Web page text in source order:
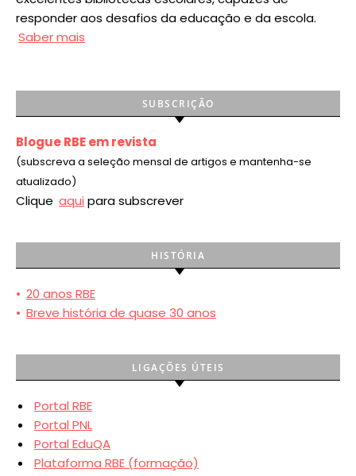
responder aos desafios da educação e da escola.
Saber mais
SUBSCRIÇÃO
Blogue RBE em revista
(subscreva a seleção mensal de artigos e mantenha-se
atualizado)
Clique aqui para subscrever
HISTÓRIA
• 20 anos RBE
• Breve história de quase 30 anos
LIGAÇÕES ÚTEIS
Portal RBE
Portal PNL
Portal EduQA
Plataforma RBE (formação)